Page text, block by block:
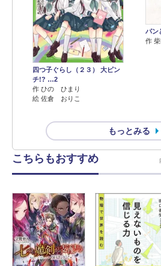
四つ子ぐらし（２３） 大ピン
チ!? …2
作 ひの ひまり
絵 佐倉 おりこ
パン
作
もっとみる
こちらもおすすめ